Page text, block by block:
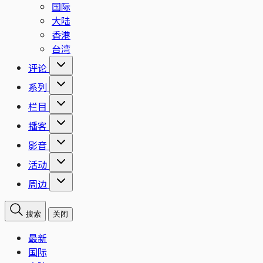
国际
大陆
香港
台湾
评论
系列
栏目
播客
影音
活动
周边
搜索 关闭
最新
国际